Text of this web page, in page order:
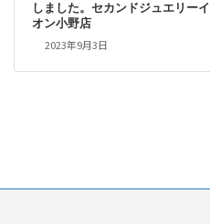
しました。セカンドジュエリーイ
オン小野店
2023年9月3日